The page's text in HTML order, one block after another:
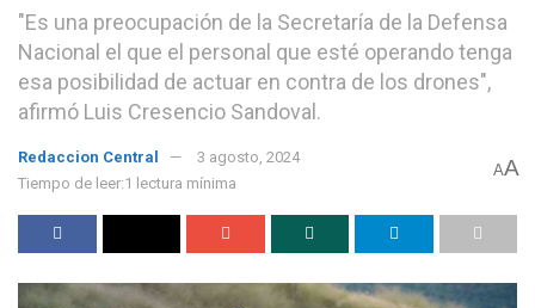
"Es una preocupación de la Secretaría de la Defensa
Nacional el que el personal que esté operando tenga
esa posibilidad de actuar en contra de los drones",
afirmó Luis Cresencio Sandoval.
Redaccion Central
3 agosto, 2024
Tiempo de leer:1 lectura mínima
AA